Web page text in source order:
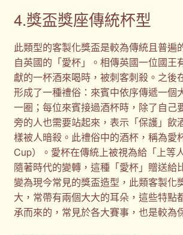
4.獎盃獎座傳統杯型
此類型的客製化獎盃是較為傳統且普遍
自英國的「愛杯」。相傳英國一位國王
獻的一杯酒來喝時，被刺客刺殺。之後
形成了一種禮俗：來賓中依序傳遞一個
一圈；每位來賓接過酒杯時，除了自己
旁的人也需要站起來，表示「保護」飲
樣被人暗殺。此禮俗中的酒杯，稱為愛
Cup）。愛杯在傳統上被視為給「上等
隨著時代的變轉，這種「愛杯」贈送給
變為現今常見的獎盃造型，此類客製化
大，常帶有兩個大大的耳朵，這些特點
承而來的，常見於各大賽事，也是較為